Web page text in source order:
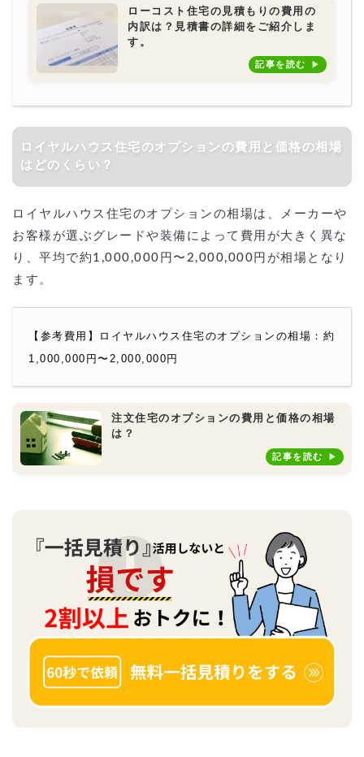
ローコスト住宅の見積もりの費用の
内訳は？見積書の詳細をご紹介しま
す。
記事を読む
ロイヤルハウス住宅のオプションの費用と価格の相場
はどのくらい？
ロイヤルハウス住宅のオプションの相場は、メーカーや
お客様が選ぶグレードや装備によって費用が大きく異な
り、平均で約1,000,000円〜2,000,000円が相場となり
ます。
【参考費用】ロイヤルハウス住宅のオプションの相場：約
1,000,000円〜2,000,000円
注文住宅のオプションの費用と価格の相場
は？
記事を読む